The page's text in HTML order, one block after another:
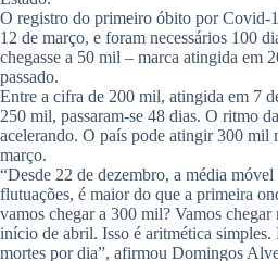
O registro do primeiro óbito por Covid-
12 de março, e foram necessários 100
chegasse a 50 mil – marca atingida em
passado.
Entre a cifra de 200 mil, atingida em 7
250 mil, passaram-se 48 dias. O ritmo
acelerando. O país pode atingir 300 mil
março.
“Desde 22 de dezembro, a média
flutuações, é maior do que a primeira
vamos chegar a 300 mil? Vamos
início de abril. Isso é aritmética simples.
mortes por dia”, afirmou Domingos